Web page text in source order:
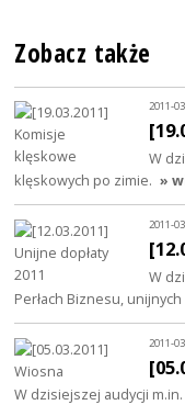
Zobacz także
2011-
W
klęskowych po zimie. »
2011-
W
Perłach Biznesu,
2011-
W dzisiejszej audycji